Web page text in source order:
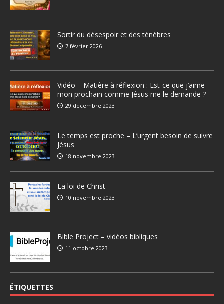
Sortir du désespoir et des ténèbres
7 février 2026
Vidéo – Matière à réflexion : Est-ce que j’aime
mon prochain comme Jésus me le demande ?
29 décembre 2023
Le temps est proche – L’urgent besoin de suivre
Jésus
18 novembre 2023
La loi de Christ
10 novembre 2023
Bible Project – vidéos bibliques
11 octobre 2023
ÉTIQUETTES